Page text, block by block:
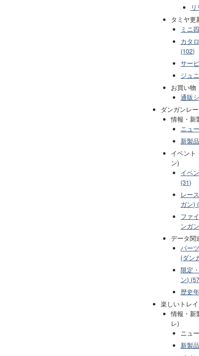
タミヤ更
ミニ
カタ
(102)
サー
ジュ
お買い物
通販
ダンガンレ
情報・新
ニュ
新製
イベント
ン)
イベ
(31)
レー
ガン)
ファ
ンガ
データ関
パー
(ダン
限定
ン)
歴史
楽しいトレ
情報・新
レ)
ニュ
新製